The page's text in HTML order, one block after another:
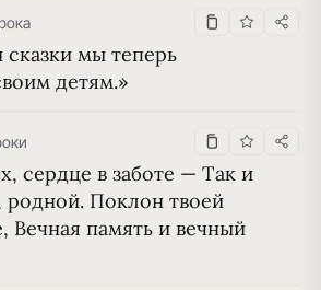
мы теперь
детям.»
сердце в заботе — Так и
родной. Поклон твоей
Вечная память и вечный